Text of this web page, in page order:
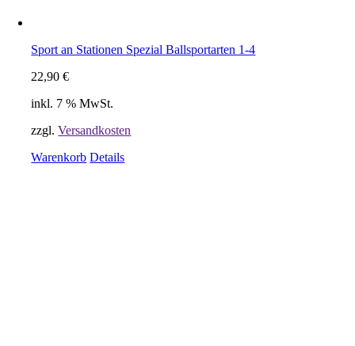
Sport an Stationen Spezial Ballsportarten 1-4
22,90€
inkl. 7 % MwSt.
zzgl.Versandkosten
Warenkorb Details